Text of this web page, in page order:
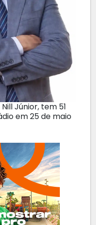
Júnior, tem 51
em 25 de maio